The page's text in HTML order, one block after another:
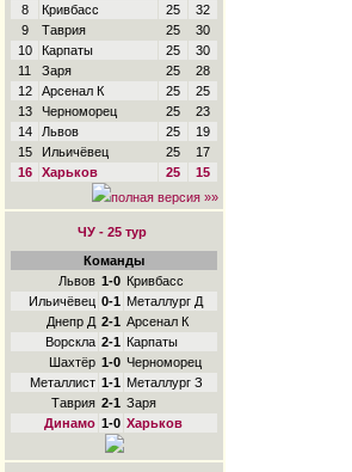
8
Кривбасс 25
32
9
Таврия 25
30
10
Карпаты 25
30
11
Заря 25
28
12
Арсенал К 25
25
13
Черноморец 25
23
14
Львов 25
19
15
Ильичёвец 25
17
16
Харьков 25
15
полная версия »»
ЧУ - 25 тур
Команды
Львов 1-0 Кривбасс
Ильичёвец 0-1 Металлург Д
Днепр Д 2-1 Арсенал К
Ворскла 2-1 Карпаты
Шахтёр 1-0 Черноморец
Металлист 1-1 Металлург З
Таврия 2-1 Заря
Динамо 1-0 Харьков